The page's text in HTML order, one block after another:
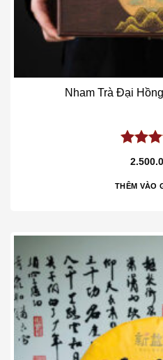
Nham Trà Đại
5.00
THÊM VÀO